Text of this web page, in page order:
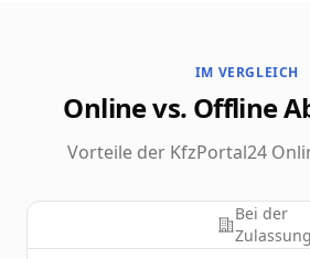
IM VERGLEICH
Online vs. Offline
Vorteile der KfzPortal24
Bei der